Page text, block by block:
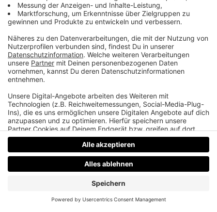
Zoe will abstillen
Die Freundin von Martin’s Bruder Hannes will den
kleinen Tyler Ferdinand jetzt schon abstillen. Geht
gar nicht, findet Martin’s Mama und teilt das
natürlich ihren Buben mit.
DatenschutzImpressumAGBsJobsKontaktWerben